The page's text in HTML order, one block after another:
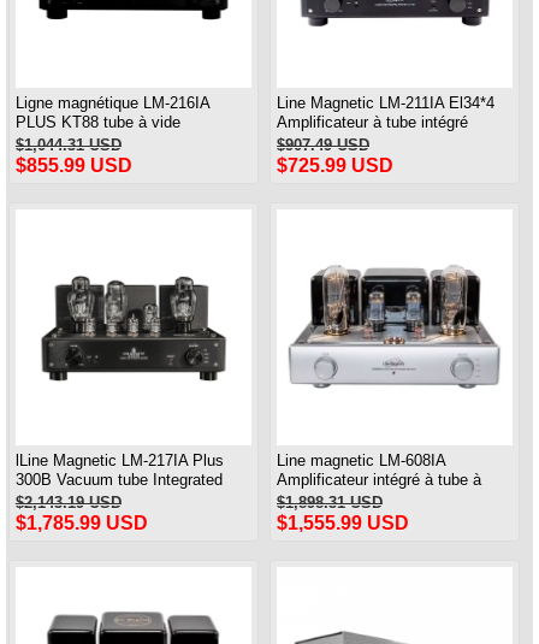
Ligne magnétique LM-216IA
PLUS KT88 tube à vide
amplificateur intégré HIFI HIEND
Bluetooth 45 W * 2
$1,044.31 USD
$855.99 USD
Line Magnetic LM-211IA El34*4
Amplificateur à tube intégré
Amplificateur push-pull 32W * 2
(Ultralinear) 15W * 2 (Triode)
$907.49 USD
$725.99 USD
lLine Magnetic LM-217IA Plus
300B Vacuum tube Integrated
Amplifier Single Ended Class A
tube Amplifer 8W+8W
$2,143.19 USD
$1,785.99 USD
Line magnetic LM-608IA
Amplificateur intégré à tube à
vide de classe A à extrémité
unique 845 haut de gamme
$1,898.31 USD
$1,555.99 USD